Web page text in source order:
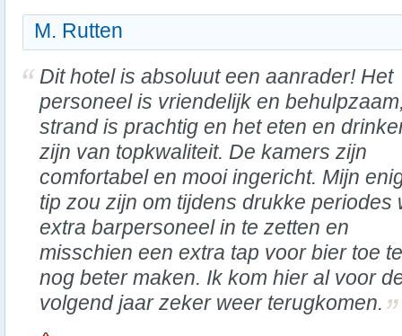
M. Rutten
Dit hotel is absoluut een aanrader! Het
personeel is vriendelijk en
strand is prachtig en het eten en
zijn van topkwaliteit. De kamers zijn
comfortabel en mooi ingericht. Mijn
tip zou zijn om tijdens drukke periodes
extra barpersoneel in te zetten en
misschien een extra tap voor bier toe
nog beter maken. Ik kom hier al voor
volgend jaar zeker weer terugkomen.